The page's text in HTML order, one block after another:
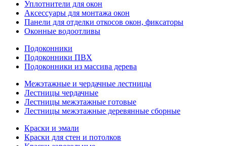
Уплотнители для окон
Аксессуары для монтажа окон
Панели для отделки откосов окон, фиксаторы
Оконные водоотливы
Подоконники
Подоконники ПВХ
Подоконники из массива дерева
Межэтажные и чердачные лестницы
Лестницы чердачные
Лестницы межэтажные готовые
Лестницы межэтажные деревянные сборные
Краски и эмали
Краски для стен и потолков